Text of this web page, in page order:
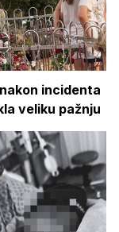
incidenta
veliku pažnju